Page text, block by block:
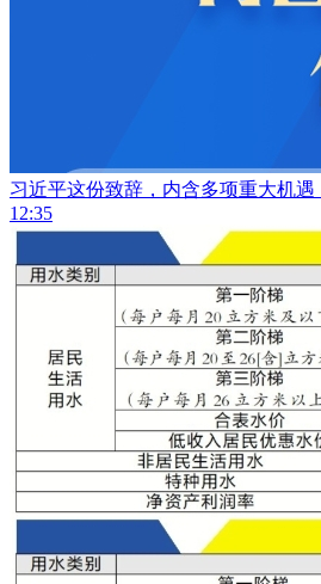
习近平这份致辞，内含多项重大机遇
12:35